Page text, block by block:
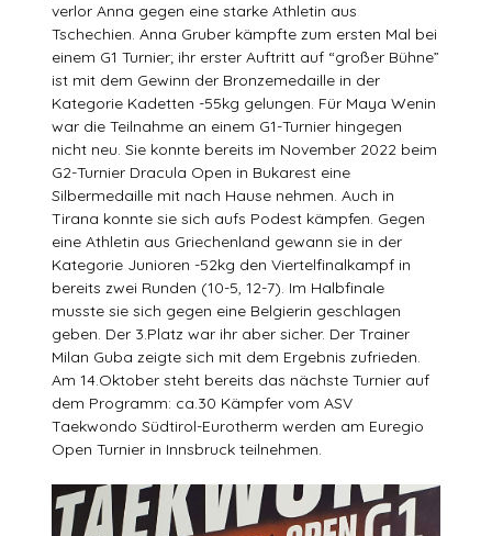
verlor Anna gegen eine starke Athletin aus
Tschechien. Anna Gruber kämpfte zum ersten Mal bei
einem G1 Turnier; ihr erster Auftritt auf “großer Bühne”
ist mit dem Gewinn der Bronzemedaille in der
Kategorie Kadetten -55kg gelungen. Für Maya Wenin
war die Teilnahme an einem G1-Turnier hingegen
nicht neu. Sie konnte bereits im November 2022 beim
G2-Turnier Dracula Open in Bukarest eine
Silbermedaille mit nach Hause nehmen. Auch in
Tirana konnte sie sich aufs Podest kämpfen. Gegen
eine Athletin aus Griechenland gewann sie in der
Kategorie Junioren -52kg den Viertelfinalkampf in
bereits zwei Runden (10-5, 12-7). Im Halbfinale
musste sie sich gegen eine Belgierin geschlagen
geben. Der 3.Platz war ihr aber sicher. Der Trainer
Milan Guba zeigte sich mit dem Ergebnis zufrieden.
Am 14.Oktober steht bereits das nächste Turnier auf
dem Programm: ca.30 Kämpfer vom ASV
Taekwondo Südtirol-Eurotherm werden am Euregio
Open Turnier in Innsbruck teilnehmen.